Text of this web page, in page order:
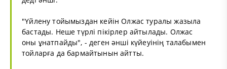
"Үйлену тойымыздан кейін Олжас туралы жазыла
бастады. Неше түрлі пікірлер айтылады. Олжас
оны ұнатпайды", - деген әнші күйеуінің талабымен
тойларға да бармайтынын айтты.